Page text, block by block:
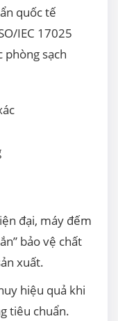
quốc tế
IEC 17025
phòng sạch
đại, máy đếm
bảo vệ chất
xuất.
hiệu quả khi
tiêu chuẩn.